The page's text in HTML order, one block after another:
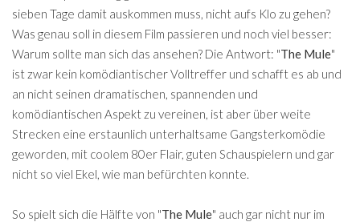
sieben Tage damit auskommen muss, nicht aufs Klo zu gehen?
Was genau soll in diesem Film passieren und noch viel besser:
Warum sollte man sich das ansehen? Die Antwort: "The Mule"
ist zwar kein komödiantischer Volltreffer und schafft es ab und
an nicht seinen dramatischen, spannenden und
komödiantischen Aspekt zu vereinen, ist aber über weite
Strecken eine erstaunlich unterhaltsame Gangsterkomödie
geworden, mit coolem 80er Flair, guten Schauspielern und gar
nicht so viel Ekel, wie man befürchten konnte.
So spielt sich die Hälfte von "The Mule" auch gar nicht nur im